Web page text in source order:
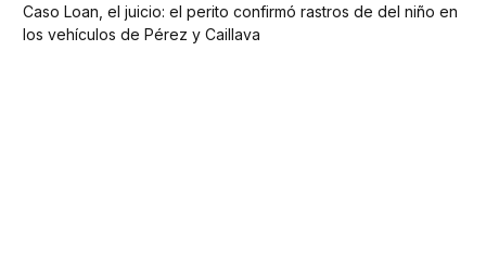
Caso Loan, el juicio: el perito confirmó rastros de del niño en
los vehículos de Pérez y Caillava